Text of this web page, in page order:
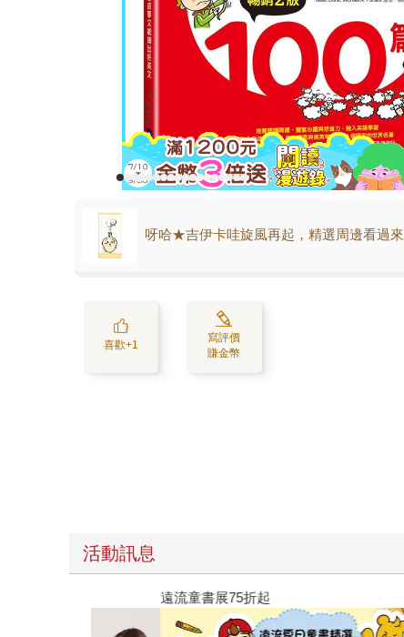
呀哈★吉伊卡哇旋風再起，精選周邊看過來
喜歡+1
寫評價
賺金幣
活動訊息
遠流童書展75折起